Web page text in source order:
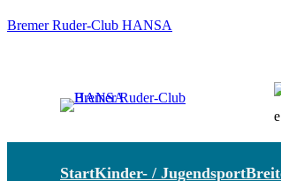
Bremer Ruder-Club HANSA
StartKinder- / Jugendsport